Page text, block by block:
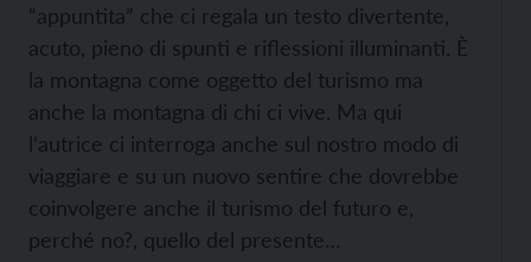
“appuntita” che ci regala un testo divertente,
acuto, pieno di spunti e riflessioni illuminanti. È
la montagna come oggetto del turismo ma
anche la montagna di chi ci vive. Ma qui
l’autrice ci interroga anche sul nostro modo di
viaggiare e su un nuovo sentire che dovrebbe
coinvolgere anche il turismo del futuro e,
perché no?, quello del presente…